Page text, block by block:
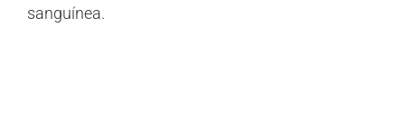
sanguínea.